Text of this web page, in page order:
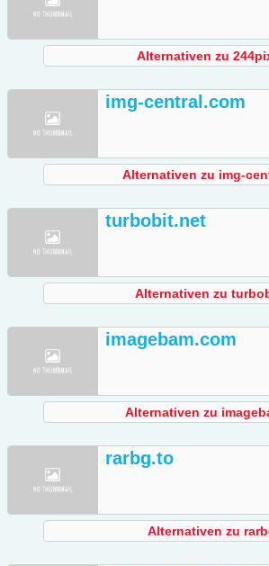
Alternativen zu
img-central.com
Alternativen zu img-
turbobit.net
Alternativen zu
imagebam.com
Alternativen zu
rarbg.to
Alternativen zu